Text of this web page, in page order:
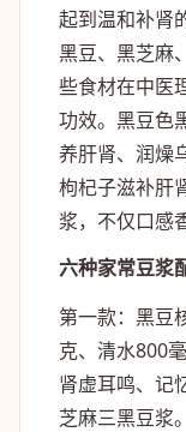
起到温和补肾
黑豆、黑芝麻
些食材在中医
功效。黑豆色
养肝肾、润燥
枸杞子滋补肝
浆，不仅口感
六种家常豆浆
第一款：黑豆
克、清水800
肾虚耳鸣、记
芝麻三黑豆浆